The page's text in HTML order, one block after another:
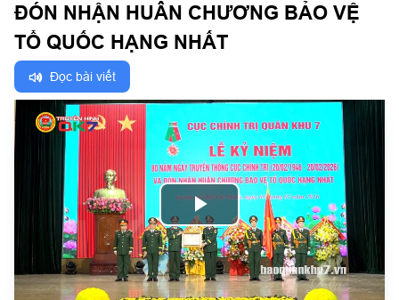
ĐÓN NHẬN HUÂN CHƯƠNG BẢO VỆ
TỔ QUỐC HẠNG NHẤT
Đọc bài viết
Play
Video